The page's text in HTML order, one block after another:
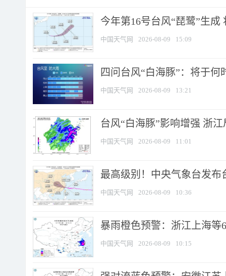
今年第16号台风“琵鹭”生
中国天气网 2026-08-09 15:09
四问台风“白海豚”：将于
中国天气网 2026-08-09 13:21
台风“白海豚”影响增强 浙
中国天气网 2026-08-09 11:01
最高级别！中央气象台发布
中国天气网 2026-08-09 10:36
暴雨橙色预警：浙江上海等
中国天气网 2026-08-09 10:15